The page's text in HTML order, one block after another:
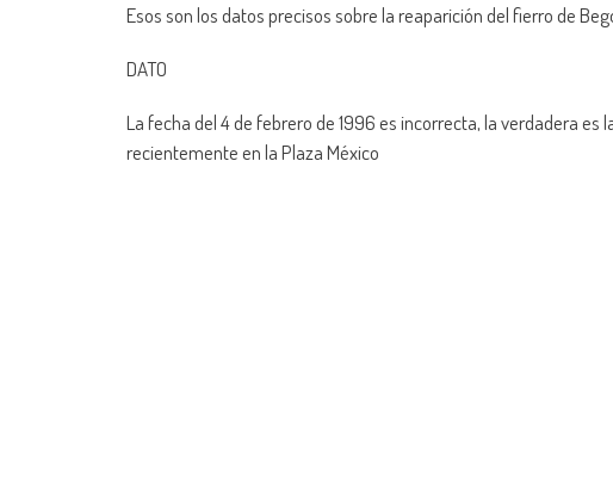
Esos son los datos precisos sobre la reaparición del fierro de
DATO
La fecha del 4 de febrero de 1996 es incorrecta, la verdadera es
recientemente en la Plaza México